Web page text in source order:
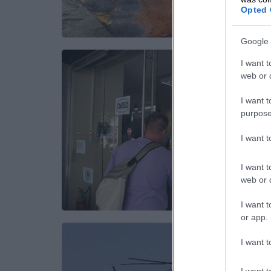
Opted
Google
I want
web or
I want
I want
I want
web or
I want
or app.
I want